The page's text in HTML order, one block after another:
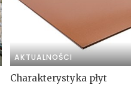
AKTUALNOŚCI
Charakterystyka płyt